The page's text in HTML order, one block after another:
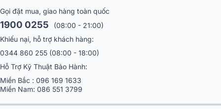
Bluzek là thương hiệu nước nào?
Bluzek là thành viên của Soncamedia - Thương hiệu điện tử lâu đời nhất
Gọi đặt mua, giao hàng toàn quốc
1900 0255
(08:00 - 21:00)
Khiếu nại, hỗ trợ khách hàng:
0344 860 255 (08:00 - 18:00)
Hỗ Trợ Kỹ Thuật Bảo Hành:
Miền Bắc : 096 169 1633
Miền Nam: 086 551 3799